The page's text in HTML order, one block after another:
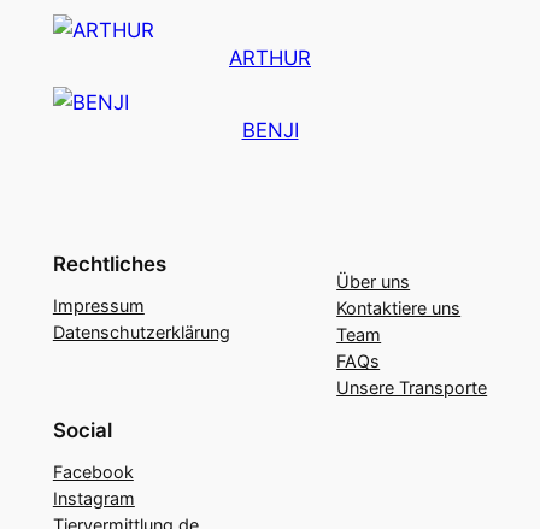
ARTHUR
BENJI
Rechtliches
Impressum
Datenschutzerklärung
Über uns
Kontaktiere uns
Team
FAQs
Unsere Transporte
Social
Facebook
Instagram